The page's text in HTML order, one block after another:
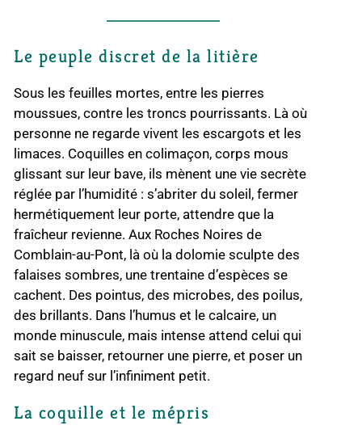
Le peuple discret de la litière
Sous les feuilles mortes, entre les pierres
moussues, contre les troncs pourrissants. Là où
personne ne regarde vivent les escargots et les
limaces. Coquilles en colimaçon, corps mous
glissant sur leur bave, ils mènent une vie secrète
réglée par l’humidité : s’abriter du soleil, fermer
hermétiquement leur porte, attendre que la
fraîcheur revienne. Aux Roches Noires de
Comblain-au-Pont, là où la dolomie sculpte des
falaises sombres, une trentaine d’espèces se
cachent. Des pointus, des microbes, des poilus,
des brillants. Dans l’humus et le calcaire, un
monde minuscule, mais intense attend celui qui
sait se baisser, retourner une pierre, et poser un
regard neuf sur l’infiniment petit.
La coquille et le mépris